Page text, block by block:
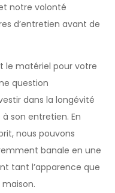
notre volonté
d’entretien avant de
le matériel pour votre
question
dans la longévité
son entretien. En
nous pouvons
banale en une
tant l’apparence que